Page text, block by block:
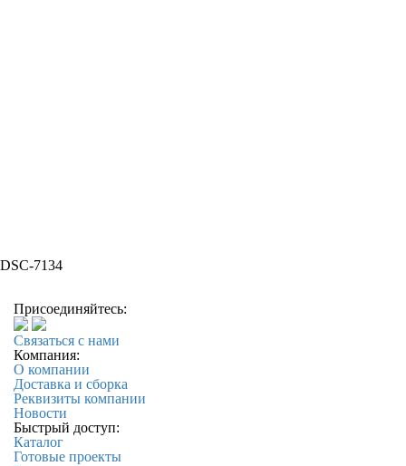
DSC-7134
Присоединяйтесь:
Связаться с нами
Компания:
О компании
Доставка и сборка
Реквизиты компании
Новости
Быстрый доступ:
Каталог
Готовые проекты